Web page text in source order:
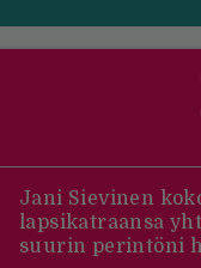
Jani Sievinen
lapsikatraansa
suurin perintöni